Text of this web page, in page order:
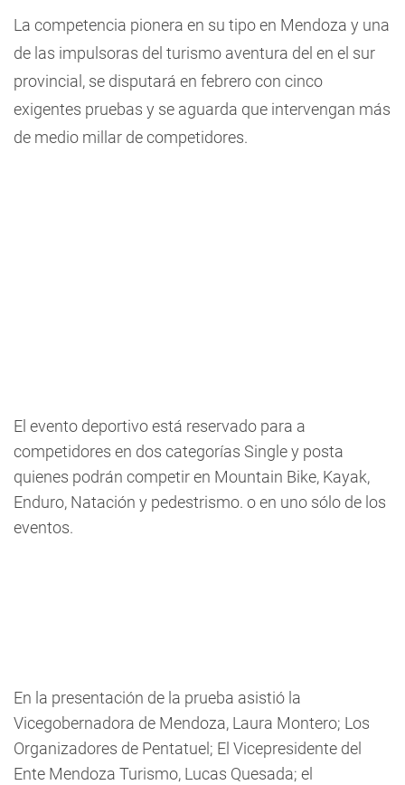
La competencia pionera en su tipo en Mendoza y una
de las impulsoras del turismo aventura del en el sur
provincial, se disputará en febrero con cinco
exigentes pruebas y se aguarda que intervengan más
de medio millar de competidores.
El evento deportivo está reservado para a
competidores en dos categorías Single y posta
quienes podrán competir en Mountain Bike, Kayak,
Enduro, Natación y pedestrismo. o en uno sólo de los
eventos.
En la presentación de la prueba asistió la
Vicegobernadora de Mendoza, Laura Montero; Los
Organizadores de Pentatuel; El Vicepresidente del
Ente Mendoza Turismo, Lucas Quesada; el